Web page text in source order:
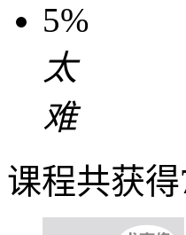
5%
太
难
课程共获